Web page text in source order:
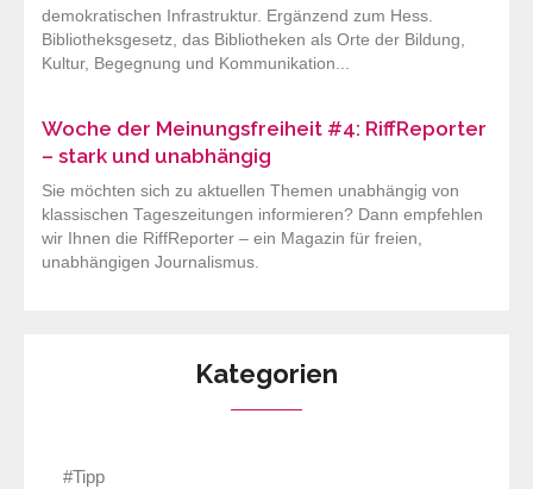
demokratischen Infrastruktur. Ergänzend zum Hess.
Bibliotheksgesetz, das Bibliotheken als Orte der Bildung,
Kultur, Begegnung und Kommunikation...
Woche der Meinungsfreiheit #4: RiffReporter
– stark und unabhängig
Sie möchten sich zu aktuellen Themen unabhängig von
klassischen Tageszeitungen informieren? Dann empfehlen
wir Ihnen die RiffReporter – ein Magazin für freien,
unabhängigen Journalismus.
Kategorien
#Tipp